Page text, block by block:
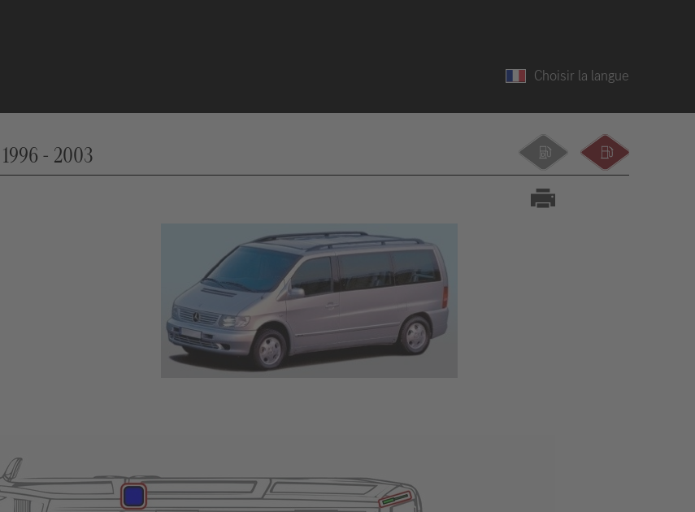
Choisir la langue
- 2003